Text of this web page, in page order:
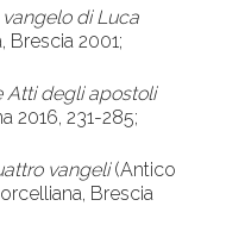
di Luca
Brescia 2001;
Atti degli apostoli
2016, 231-285;
vangeli(Antico
Brescia